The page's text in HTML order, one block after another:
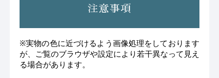
注意事項
※実物の色に近づけるよう画像処理をしております
が、ご覧のブラウザや設定により若干異なって見え
る場合があります。